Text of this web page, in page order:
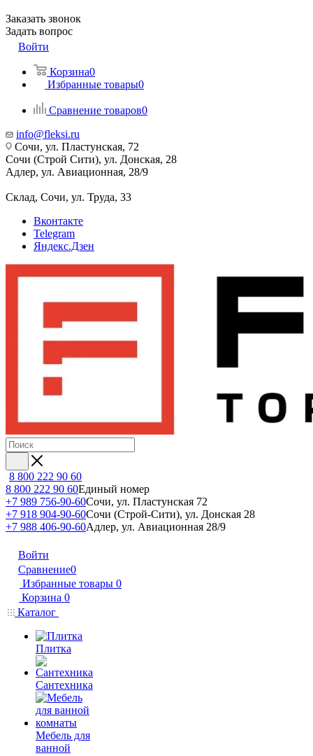
Заказать звонок
Задать вопрос
Войти
Корзина0
Избранные товары0
Сравнение товаров0
info@fleksi.ru
Сочи, ул. Пластунская, 72
Сочи (Строй Сити), ул. Донская, 28
Адлер, ул. Авиационная, 28/9
Склад, Сочи, ул. Труда, 33
Вконтакте
Telegram
Яндекс.Дзен
8 800 222 90 60
8 800 222 90 60Единый номер
+7 989 756-90-60Сочи, ул. Пластунская 72
+7 918 904-90-60Сочи (Строй-Сити), ул. Донская 28
+7 988 406-90-60Адлер, ул. Авиационная 28/9
Войти
Сравнение0
Избранные товары 0
Корзина 0
Каталог
Плитка
Сантехника
Мебель для
ванной